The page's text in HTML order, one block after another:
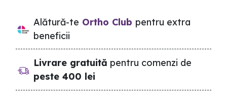
Alătură-te Ortho Club pentru extra
beneficii
Livrare gratuită pentru comenzi de
peste 400 lei